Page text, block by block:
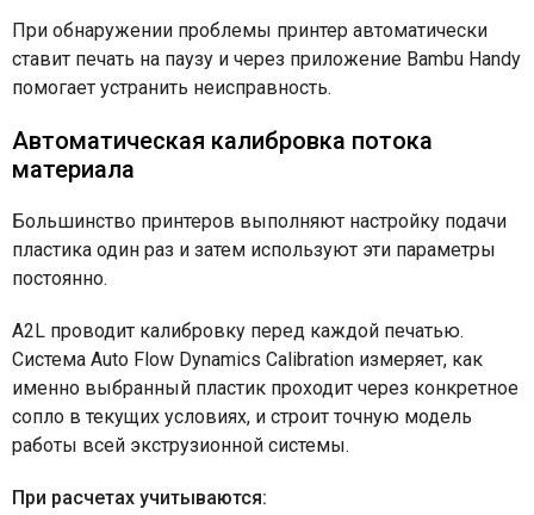
При обнаружении проблемы принтер автоматически
ставит печать на паузу и через приложение Bambu Handy
помогает устранить неисправность.
Автоматическая калибровка потока
материала
Большинство принтеров выполняют настройку подачи
пластика один раз и затем используют эти параметры
постоянно.
A2L проводит калибровку перед каждой печатью.
Система Auto Flow Dynamics Calibration измеряет, как
именно выбранный пластик проходит через конкретное
сопло в текущих условиях, и строит точную модель
работы всей экструзионной системы.
При расчетах учитываются: